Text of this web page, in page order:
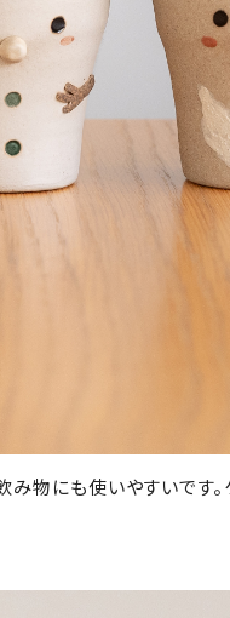
み物にも使いやすいです